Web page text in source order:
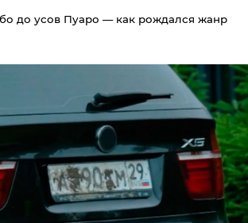
до усов Пуаро — как рождался жанр